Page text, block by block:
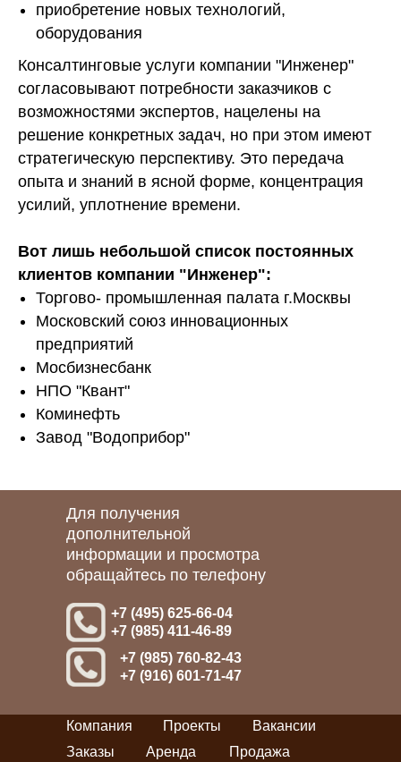
приобретение новых технологий,
оборудования
Консалтинговые услуги компании "Инженер"
согласовывают потребности заказчиков с
возможностями экспертов, нацелены на
решение конкретных задач, но при этом имеют
стратегическую перспективу. Это передача
опыта и знаний в ясной форме, концентрация
усилий, уплотнение времени.
Вот лишь небольшой список постоянных
клиентов компании "Инженер":
Торгово- промышленная палата г.Москвы
Московский союз инновационных
предприятий
Мосбизнесбанк
НПО "Квант"
Коминефть
Завод "Водоприбор"
Для получения
дополнительной
информации и просмотра
обращайтесь по телефону
+7 (495) 625-66-04
+7 (985) 411-46-89
+7 (985) 760-82-43
+7 (916) 601-71-47
Компания Проекты
Вакансии
Заказы
Аренда Продажа